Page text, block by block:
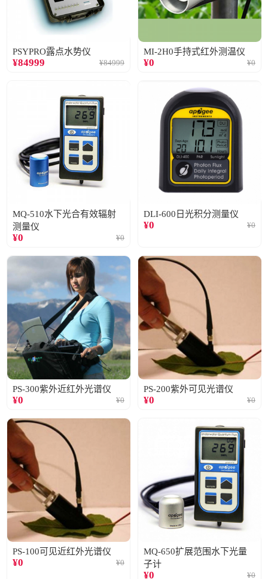
PSYPRO露点水势仪
¥84999 ¥84999
MI-2H0手持式红外测温仪
¥0 ¥0
MQ-510水下光合有效辐射
测量仪
¥0 ¥0
DLI-600日光积分测量仪
¥0 ¥0
PS-300紫外近红外光谱仪
¥0 ¥0
PS-200紫外可见光谱仪
¥0 ¥0
PS-100可见近红外光谱仪
¥0 ¥0
MQ-650扩展范围水下光量
子计
¥0 ¥0